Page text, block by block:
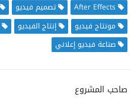
After Effects تصميم فيديو
مونتاج فيديو
إنتاج الفيديو
صناعة فيديو إعلاني
صاحب المشروع